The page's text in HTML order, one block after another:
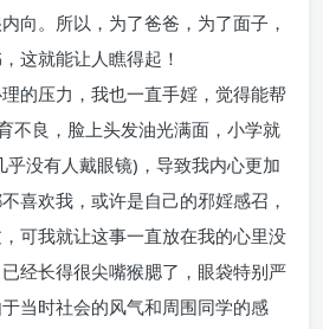
向。所以，为了爸爸，为了面子，
这就能让人瞧得起！
的压力，我也一直手婬，觉得能帮
不良，脸上头发油光满面，小学就
乎没有人戴眼镜)，导致我内心更加
喜欢我，或许是自己的邪婬感召，
可我就让这事一直放在我的心里没
经长得很尖嘴猴腮了，眼袋特别严
当时社会的风气和周围同学的感